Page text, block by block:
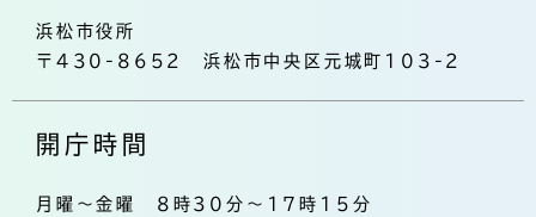
浜松市役所
〒430-8652 浜松市中央区元城町103-2
開庁時間
月曜～金曜 8時30分～17時15分